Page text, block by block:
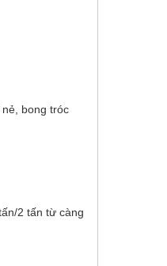
bong tróc
2 tấn từ càng